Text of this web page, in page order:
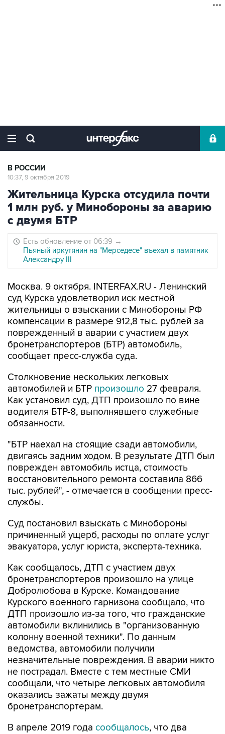
В РОССИИ
10:37, 9 октября 2019
Жительница Курска отсудила почти
1 млн руб. у Минобороны за аварию
с двумя БТР
Есть обновление от 06:39 →
Пьяный иркутянин на "Мерседесе" въехал в памятник
Александру III
Москва. 9 октября. INTERFAX.RU - Ленинский
суд Курска удовлетворил иск местной
жительницы о взыскании с Минобороны РФ
компенсации в размере 912,8 тыс. рублей за
поврежденный в аварии с участием двух
бронетранспортеров (БТР) автомобиль,
сообщает пресс-служба суда.
Столкновение нескольких легковых
автомобилей и БТР произошло 27 февраля.
Как установил суд, ДТП произошло по вине
водителя БТР-8, выполнявшего служебные
обязанности.
"БТР наехал на стоящие сзади автомобили,
двигаясь задним ходом. В результате ДТП был
поврежден автомобиль истца, стоимость
восстановительного ремонта составила 866
тыс. рублей", - отмечается в сообщении пресс-
службы.
Суд постановил взыскать с Минобороны
причиненный ущерб, расходы по оплате услуг
эвакуатора, услуг юриста, эксперта-техника.
Как сообщалось, ДТП с участием двух
бронетранспортеров произошло на улице
Добролюбова в Курске. Командование
Курского военного гарнизона сообщало, что
ДТП произошло из-за того, что гражданские
автомобили вклинились в "организованную
колонну военной техники". По данным
ведомства, автомобили получили
незначительные повреждения. В аварии никто
не пострадал. Вместе с тем местные СМИ
сообщали, что четыре легковых автомобиля
оказались зажаты между двумя
бронетранспортерам.
В апреле 2019 года сообщалось, что два